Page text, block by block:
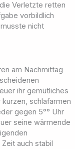
Verletzte retten
vorbildlich
nicht
am Nachmittag
ihr gemütliches
schlafarmen
gegen 5°° Uhr
seine wärmende
auch stabil